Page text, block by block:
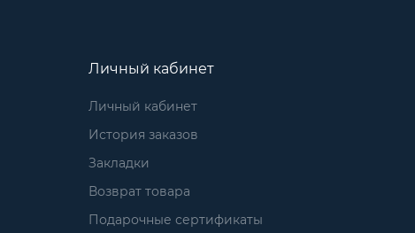
Личный кабинет
Личный кабинет
История заказов
Закладки
Возврат товара
Подарочные сертификаты